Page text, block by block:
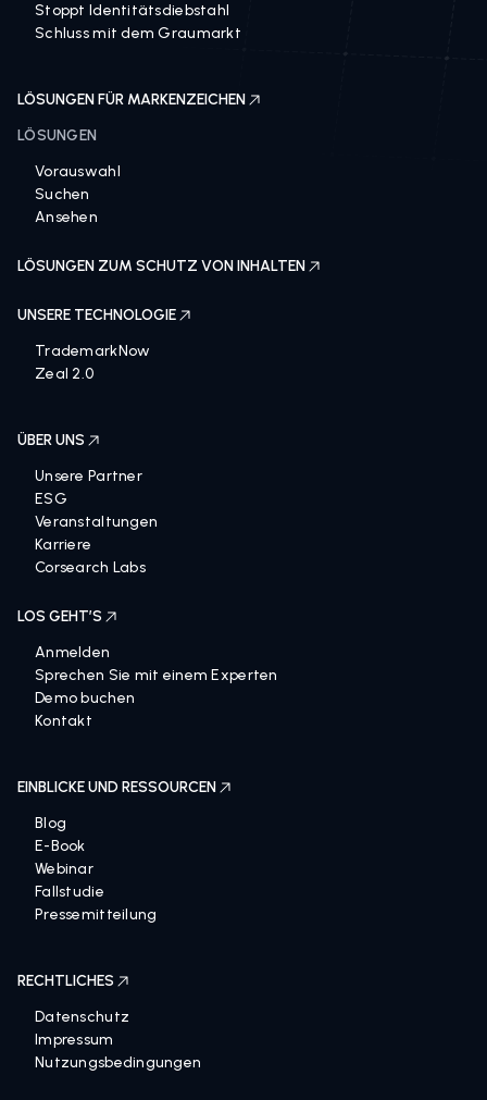
Stoppt Identitätsdiebstahl
Schluss mit dem Graumarkt
LÖSUNGEN FÜR MARKENZEICHEN
LÖSUNGEN
Vorauswahl
Suchen
Ansehen
LÖSUNGEN ZUM SCHUTZ VON INHALTEN
UNSERE TECHNOLOGIE
TrademarkNow
Zeal 2.0
ÜBER UNS
Unsere Partner
ESG
Veranstaltungen
Karriere
Corsearch Labs
LOS GEHT’S
Anmelden
Sprechen Sie mit einem Experten
Demo buchen
Kontakt
EINBLICKE UND RESSOURCEN
Blog
E-Book
Webinar
Fallstudie
Pressemitteilung
RECHTLICHES
Datenschutz
Impressum
Nutzungsbedingungen